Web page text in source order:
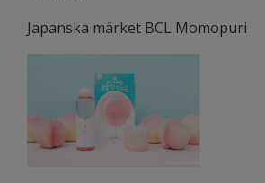
Japanska märket BCL Momopuri